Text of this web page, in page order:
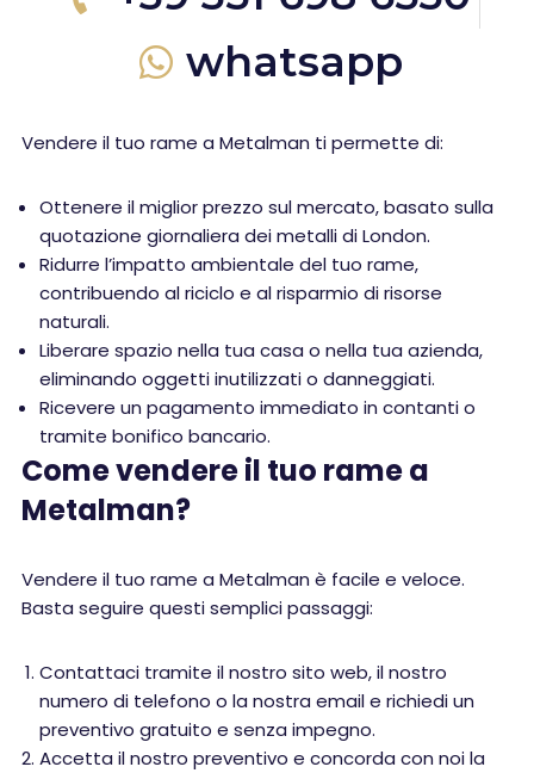
whatsapp
Vendere il tuo rame a Metalman ti permette di:
Ottenere il miglior prezzo sul mercato, basato sulla
quotazione giornaliera dei metalli di London.
Ridurre l’impatto ambientale del tuo rame,
contribuendo al riciclo e al risparmio di risorse
naturali.
Liberare spazio nella tua casa o nella tua azienda,
eliminando oggetti inutilizzati o danneggiati.
Ricevere un pagamento immediato in contanti o
tramite bonifico bancario.
Come vendere il tuo rame a
Metalman?
Vendere il tuo rame a Metalman è facile e veloce.
Basta seguire questi semplici passaggi:
Contattaci tramite il nostro sito web, il nostro
numero di telefono o la nostra email e richiedi un
preventivo gratuito e senza impegno.
Accetta il nostro preventivo e concorda con noi la